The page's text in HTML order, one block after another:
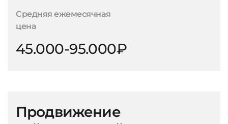
Средняя ежемесячная
цена
45.000-95.000₽
Продвижение